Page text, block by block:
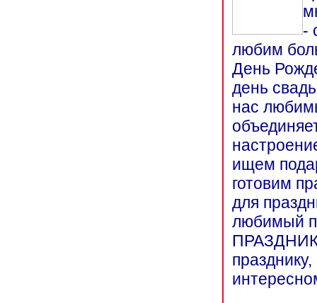
-
любим
День
день
нас
ищем
готовим
для
любимый
ПРАЗДНИК"